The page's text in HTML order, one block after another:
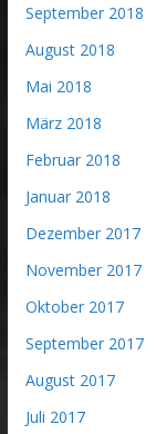
September 2018
August 2018
Mai 2018
März 2018
Februar 2018
Januar 2018
Dezember 2017
November 2017
Oktober 2017
September 2017
August 2017
Juli 2017